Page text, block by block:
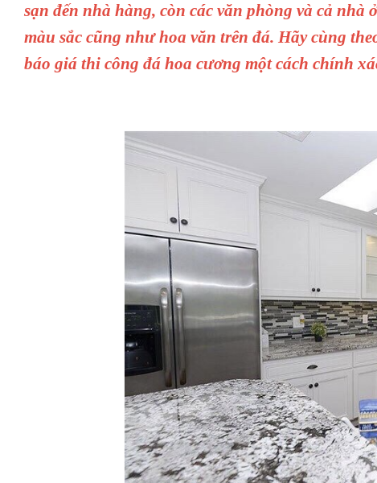
sạn đến nhà hàng, còn các văn phòng và cả
màu sắc cũng như hoa văn trên đá. Hãy cùng
báo giá thi công đá hoa cương một cách chính